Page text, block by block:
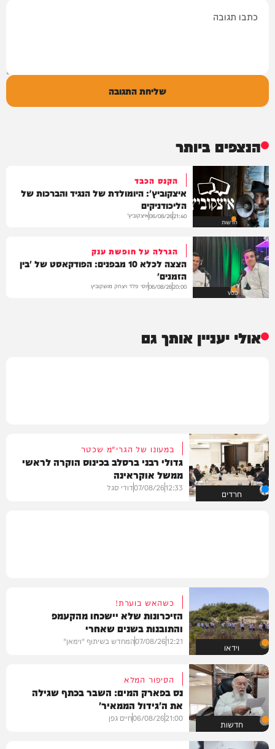
שליחת התגובה
הנצפים ביותר
חדשות
הקנס הכבד
איצקוביץ': היומולדת של הנגיד והברכות של
הליכודניקים
21:40
06/08/26איצקוביץ'
VOD
הגרלה על חופשת ענק
הצצה לכלא 10 מבפנים: הפודקאסט של 'בין
הזמנים'
20:00
06/08/26יוסי פלד ויצחק מושקוביץ
אולי יעניין אותך גם
חרדים
במעונו של הגרי"מ שכטר
גדולי רבני ברסלב בכינוס הוקרה לראשי
ממשל אוקראינה
12:33
07/08/26דודי סגל
וידאו
כשהאש בוערת!
הזיכרונות שלא יישכחו מהקעמפ
והתובנות בשנים שאחרי
12:21
07/08/26המחדש בשיתוף "וימאן"
חדשות
הסיפור המלא
נס בפארק המים: השבר בכתף שגילה
את ה'גידול הממאיר'
21:00
06/08/26חיים גפן